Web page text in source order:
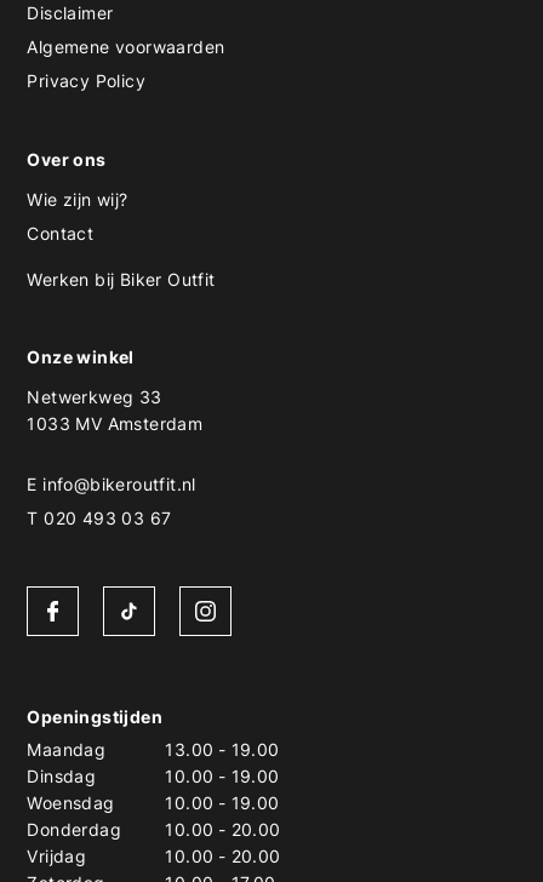
Disclaimer
Algemene voorwaarden
Privacy Policy
Over ons
Wie zijn wij?
Contact
Werken bij Biker Outfit
Onze winkel
Netwerkweg 33
1033 MV Amsterdam
E info@bikeroutfit.nl
T 020 493 03 67
Openingstijden
Maandag
13.00 - 19.00
Dinsdag
10.00 - 19.00
Woensdag
10.00 - 19.00
Donderdag
10.00 - 20.00
Vrijdag
10.00 - 20.00